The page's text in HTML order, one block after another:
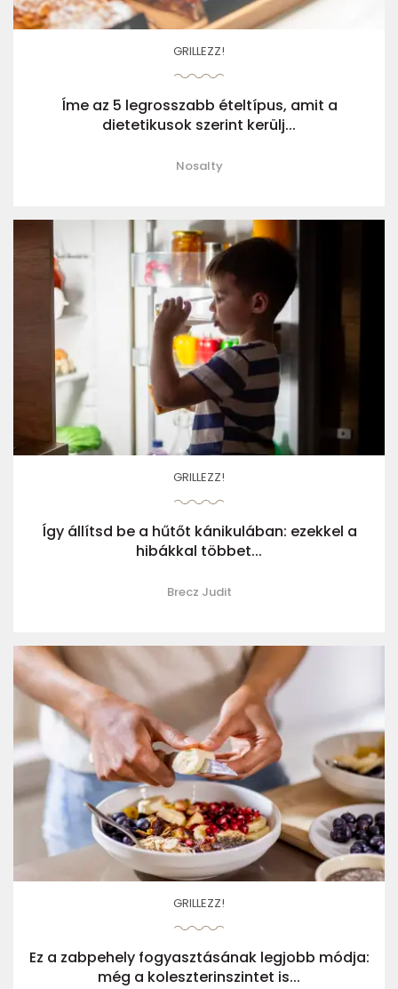
GRILLEZZ!
Íme az 5 legrosszabb ételtípus, amit a
dietetikusok szerint kerülj...
Nosalty
GRILLEZZ!
Így állítsd be a hűtőt kánikulában: ezekkel a
hibákkal többet...
Brecz Judit
GRILLEZZ!
Ez a zabpehely fogyasztásának legjobb módja:
még a koleszterinszintet is...